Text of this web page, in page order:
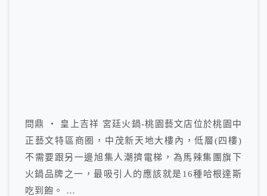
問鼎 ‧ 皇上吉祥 宮廷火鍋-桃園藝文店位於桃園中
正藝文特區商圈，中茂新天地大樓內，低層(四樓)
不需要跟另一邊旭集人潮擠電梯，為馬辣集團旗下
火鍋品牌之一，最吸引人的應該就是16種哈根達斯
吃到飽。 …